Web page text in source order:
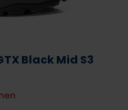
Black Mid S3